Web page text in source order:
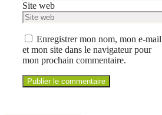
Site web
Enregistrer mon nom, mon e-mail
et mon site dans le navigateur pour
mon prochain commentaire.